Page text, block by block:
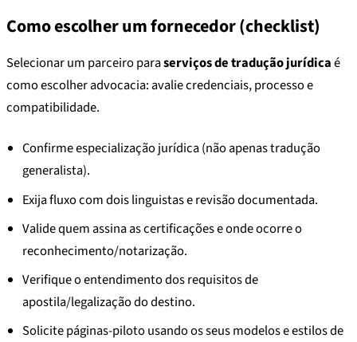
Como escolher um fornecedor (checklist)
Selecionar um parceiro paraserviços de tradução jurídicaé
como escolher advocacia: avalie credenciais, processo e
compatibilidade.
Confirme especialização jurídica (não apenas tradução
generalista).
Exija fluxo com dois linguistas e revisão documentada.
Valide quem assina as certificações e onde ocorre o
reconhecimento/notarização.
Verifique o entendimento dos requisitos de
apostila/legalização do destino.
Solicite páginas-piloto usando os seus modelos e estilos de